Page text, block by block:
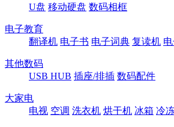
U盘 移动硬盘 数码相框
电子教育
翻译机 电子书 电子词典 复读机
其他数码
USB HUB 插座/排插 数码配件
大家电
电视 空调 洗衣机 烘干机 冰箱 冷